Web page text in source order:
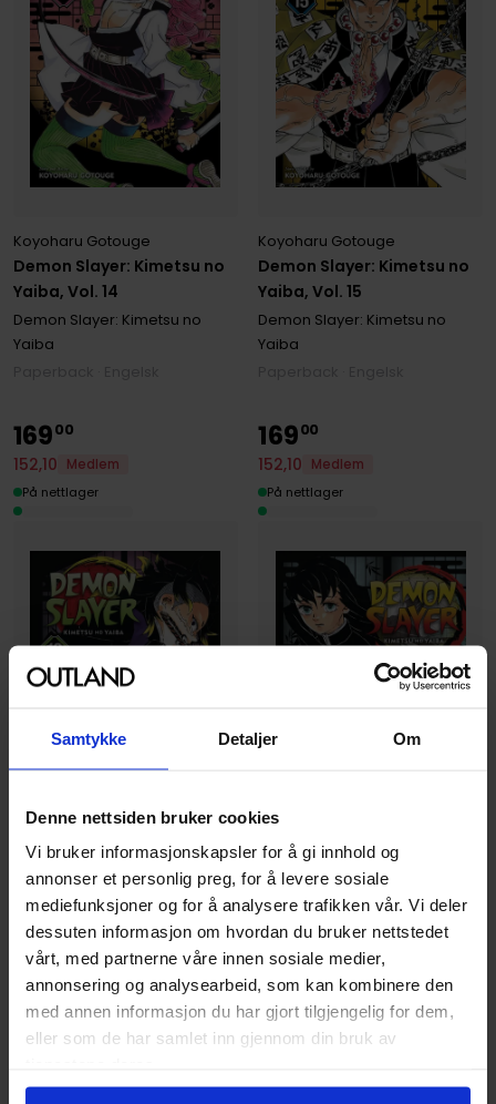
Samtykke Detaljer Om
Denne nettsiden bruker cookies
Vi bruker informasjonskapsler for å gi innhold og
annonser et personlig preg, for å levere sosiale
mediefunksjoner og for å analysere trafikken vår. Vi deler
dessuten informasjon om hvordan du bruker nettstedet
vårt, med partnerne våre innen sosiale medier,
annonsering og analysearbeid, som kan kombinere den
med annen informasjon du har gjort tilgjengelig for dem,
eller som de har samlet inn gjennom din bruk av
Demon Slayer: Kimetsu no
Yaiba, Vol. 14
Koyoharu Gotouge
Demon Slayer: Kimetsu no
Yaiba
Demon Slayer: Kimetsu no
Yaiba, Vol. 15
Koyoharu Gotouge
Demon Slayer: Kimetsu no
Yaiba
Demon Slayer: Kimetsu no
Yaiba, Vol. 13
Koyoharu Gotouge
Demon Slayer: Kimetsu no
Yaiba
Paperback · Engelsk
16900
152,10
Medlem
På nettlager
Demon Slayer: Kimetsu no
Yaiba, Vol. 12
Koyoharu Gotouge
Demon Slayer: Kimetsu no
Yaiba
Paperback · Engelsk
16900
152,10
Medlem
På nettlager
169 169